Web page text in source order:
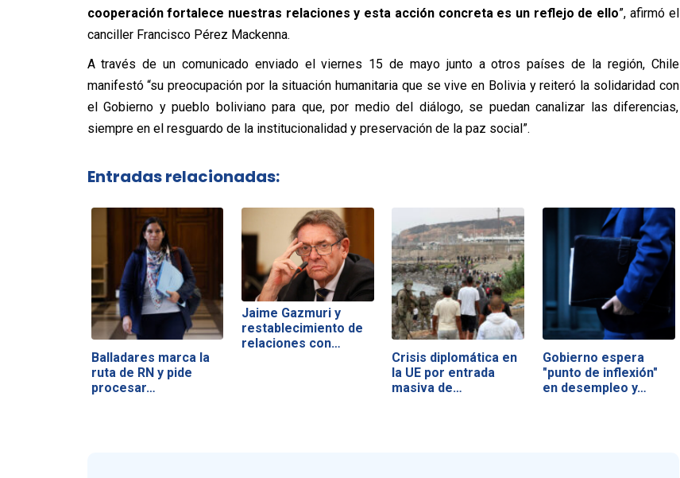
cooperación fortalece nuestras relaciones y esta acción concreta es un reflejo de ello”, afirmó el
canciller Francisco Pérez Mackenna.
A través de un comunicado enviado el viernes 15 de mayo junto a otros países de la región, Chile
manifestó “su preocupación por la situación humanitaria que se vive en Bolivia y reiteró la solidaridad con
el Gobierno y pueblo boliviano para que, por medio del diálogo, se puedan canalizar las diferencias,
siempre en el resguardo de la institucionalidad y preservación de la paz social”.
Entradas relacionadas:
Balladares marca la
ruta de RN y pide
procesar…
Jaime Gazmuri y
restablecimiento de
relaciones con…
Crisis diplomática en
la UE por entrada
masiva de…
Gobierno espera
"punto de inflexión"
en desempleo y…